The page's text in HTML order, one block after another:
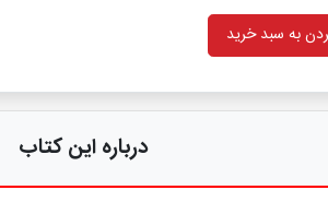
به سبد خرید
درباره این کتاب